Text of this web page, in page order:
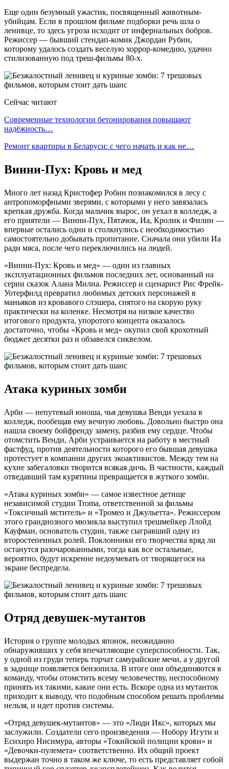
Еще один безумный ужастик, посвященный животным-
убийцам. Если в прошлом фильме подборки речь шла о
ленивце, то здесь угроза исходит от инфернальных бобров.
Режиссер — бывший стендап-комик Джордан Рубин,
которому удалось создать веселую хоррор-комедию, удачно
стилизованную под треш-фильмы 80-х.
Сейчас читают
Современные технологии бетонирования повышают
надёжность…
Ремонт квартиры в Беларуси: с чего начать и как не…
Винни-Пух: Кровь и мед
Много лет назад Кристофер Робин познакомился в лесу с
антропоморфными зверями, с которыми у него завязалась
крепкая дружба. Когда мальчик вырос, он уехал в колледж, а
его приятели — Винни-Пух, Пятачок, Иа, Кролик и Филин —
впервые остались одни и столкнулись с необходимостью
самостоятельно добывать пропитание. Сначала они убили Иа
ради мяса, после чего переключились на людей.
«Винни-Пух: Кровь и мед» — один из главных
эксплуатационных фильмов последних лет, основанный на
серии сказок Алана Милна. Режиссер и сценарист Рис Фрейк-
Уотерфилд превратил любимых детских персонажей в
маньяков из кровавого слэшера, снятого на скорую руку
практически на коленке. Несмотря на низкое качество
итогового продукта, упоротого концепта оказалось
достаточно, чтобы «Кровь и мед» окупил свой крохотный
бюджет десятки раз и обзавелся сиквелом.
Атака куриных зомби
Арби — непутевый юноша, чья девушка Венди уехала в
колледж, пообещав ему вечную любовь. Довольно быстро она
нашла своему бойфренду замену, разбив ему сердце. Чтобы
отомстить Венди, Арби устраивается на работу в местный
фастфуд, против деятельности которого его бывшая девушка
протестует в компании других экоактивистов. Между тем на
кухне забегаловки творится всякая дичь. В частности, каждый
отведавший там курятины превращается в жуткого зомби.
«Атака куриных зомби» — самое известное детище
независимой студии Troma, ответственной за фильмы
«Токсичный мститель» и «Тромео и Джульетта». Режиссером
этого грандиозного мюзикла выступил трешмейкер Ллойд
Кауфман, основатель студии, также сыгравший одну из
второстепенных ролей. Поклонники его творчества вряд ли
останутся разочарованными, тогда как все остальные,
вероятно, будут искренне недоумевать от творящегося на
экране беспредела.
Отряд девушек-мутантов
История о группе молодых японок, неожиданно
обнаруживших у себя впечатляющие суперспособности. Так,
у одной из груди теперь торчат самурайские мечи, а у другой
в заднице появляется бензопила. В итоге они объединяются в
команду, чтобы отомстить всему человечеству, неспособному
принять их такими, какие они есть. Вскоре одна из мутанток
приходит к выводу, что подобным способом решать проблемы
нельзя, и идет против системы.
«Отряд девушек-мутантов» — это «Люди Икс», которых мы
заслужили. Создатели сего произведения — Нобору Игути и
Есихиро Нисимура, авторы «Токийской полиции крови» и
«Девочки-пулемета» соответственно. Их общий проект
выдержан точно в таком же ключе, то есть представляет собой